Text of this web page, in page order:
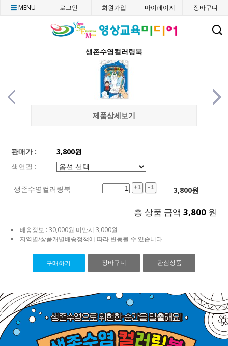
CMENU 로그인 회원가입 마이페이지 장바구니
생존수영컬러링북
제품상세보기
판매가 :
3,800원
색연필 :
생존수영컬러링북 +1 -1 3,800원
총 상품 금액 3,800 원
배송정보 : 30,000원 미만시 3,000원
지역별/상품개별배송정책에 따라 변동될 수 있습니다
구매하기 장바구니 관심상품